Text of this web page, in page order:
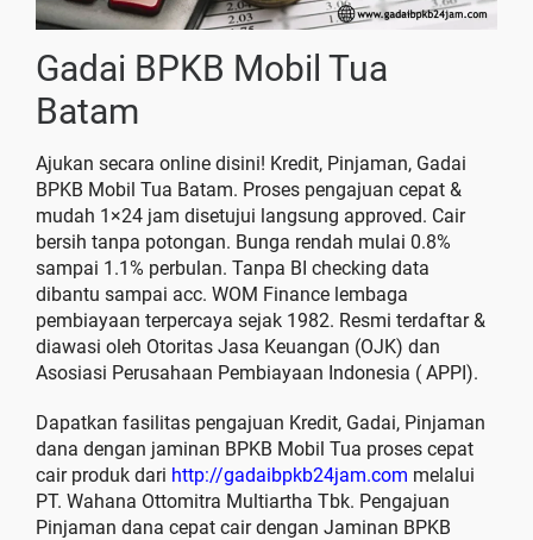
Gadai BPKB Mobil Tua
Batam
Ajukan secara online disini! Kredit, Pinjaman, Gadai
BPKB Mobil Tua Batam. Proses pengajuan cepat &
mudah 1×24 jam disetujui langsung approved. Cair
bersih tanpa potongan. Bunga rendah mulai 0.8%
sampai 1.1% perbulan. Tanpa BI checking data
dibantu sampai acc. WOM Finance lembaga
pembiayaan terpercaya sejak 1982. Resmi terdaftar &
diawasi oleh Otoritas Jasa Keuangan (OJK) dan
Asosiasi Perusahaan Pembiayaan Indonesia ( APPI).
Dapatkan fasilitas pengajuan Kredit, Gadai, Pinjaman
dana dengan jaminan BPKB Mobil Tua proses cepat
cair produk dari http://gadaibpkb24jam.com melalui
PT. Wahana Ottomitra Multiartha Tbk. Pengajuan
Pinjaman dana cepat cair dengan Jaminan BPKB